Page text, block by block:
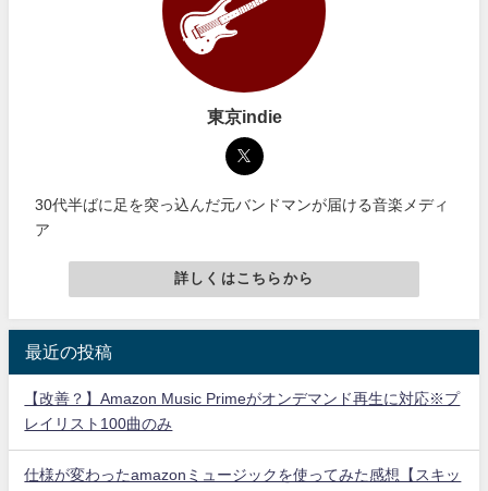
東京indie
30代半ばに足を突っ込んだ元バンドマンが届ける音楽メディ
ア
詳しくはこちらから
最近の投稿
【改善？】Amazon Music Primeがオンデマンド再生に対応※プ
レイリスト100曲のみ
仕様が変わったamazonミュージックを使ってみた感想【スキッ